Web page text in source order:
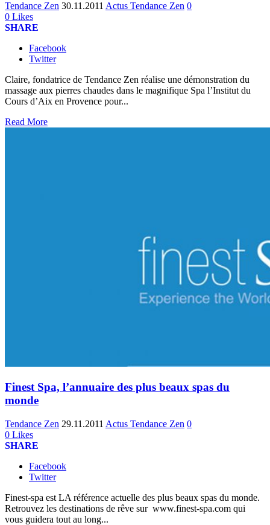
Tendance Zen 30.11.2011 Actus Tendance Zen 0
0 Likes
SHARE
Facebook
Twitter
Claire, fondatrice de Tendance Zen réalise une démonstration du
massage aux pierres chaudes dans le magnifique Spa l’Institut du
Cours d’Aix en Provence pour...
Read More
Finest Spa, l’annuaire des plus beaux spas du
monde
Tendance Zen 29.11.2011 Actus Tendance Zen 0
0 Likes
SHARE
Facebook
Twitter
Finest-spa est LA référence actuelle des plus beaux spas du monde.
Retrouvez les destinations de rêve sur www.finest-spa.com qui
vous guidera tout au long...